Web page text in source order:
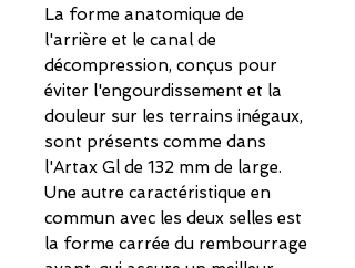
La forme anatomique de
l'arrière et le canal de
décompression, conçus pour
éviter l'engourdissement et la
douleur sur les terrains inégaux,
sont présents comme dans
l'Artax Gl de 132 mm de large.
Une autre caractéristique en
commun avec les deux selles est
la forme carrée du rembourrage